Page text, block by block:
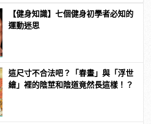
【健身知識】七個健身初學者必知的
運動迷思
這尺寸不合法吧？「春畫」與「浮世
繪」裡的陰莖和陰道竟然長這樣！？